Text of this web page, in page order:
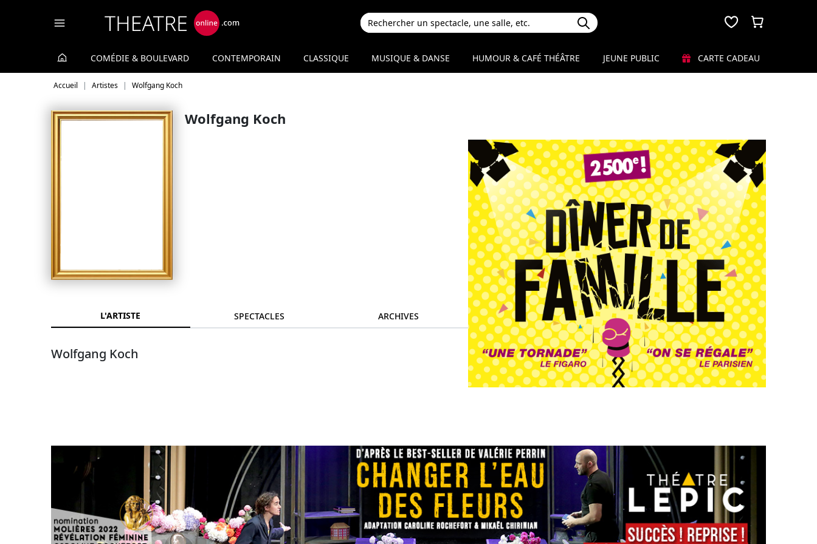
COMÉDIE & BOULEVARD CONTEMPORAIN CLASSIQUE MUSIQUE & DANSE HUMOUR & CAFÉ THÉÂTRE JEUNE PUBLIC CARTE CADEAU
Accueil Artistes Wolfgang Koch
Wolfgang Koch
L'ARTISTE SPECTACLES ARCHIVES
Wolfgang Koch